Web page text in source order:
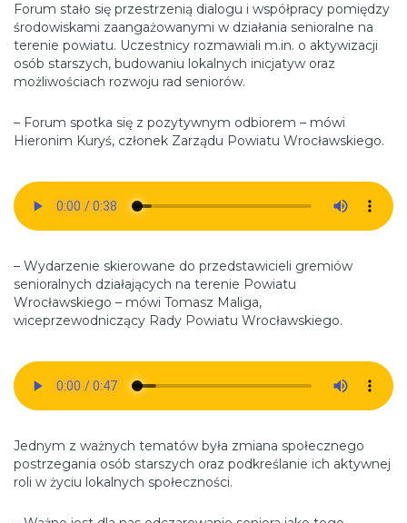
Forum stało się przestrzenią dialogu i współpracy pomiędzy
środowiskami zaangażowanymi w działania senioralne na
terenie powiatu. Uczestnicy rozmawiali m.in. o aktywizacji
osób starszych, budowaniu lokalnych inicjatyw oraz
możliwościach rozwoju rad seniorów.
– Forum spotka się z pozytywnym odbiorem – mówi
Hieronim Kuryś, członek Zarządu Powiatu Wrocławskiego.
– Wydarzenie skierowane do przedstawicieli gremiów
senioralnych działających na terenie Powiatu
Wrocławskiego – mówi Tomasz Maliga,
wiceprzewodniczący Rady Powiatu Wrocławskiego.
Jednym z ważnych tematów była zmiana społecznego
postrzegania osób starszych oraz podkreślanie ich aktywnej
roli w życiu lokalnych społeczności.